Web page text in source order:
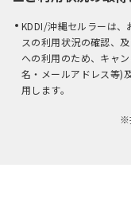
KDDI/沖縄セルラーは、
スの利用状況の確認、
への利用のため、キャ
名・メールアドレス等)
用します。
※